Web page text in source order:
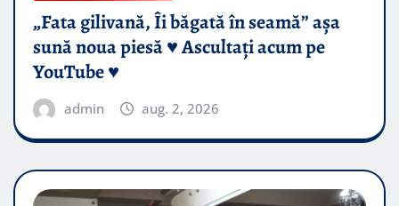
„Fata gilivană, Îi băgată în seamă” așa
sună noua piesă ♥️ Ascultați acum pe
YouTube ♥️
admin aug. 2, 2026